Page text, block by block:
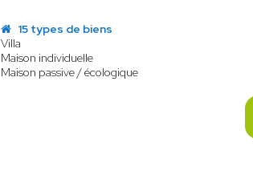
15 types de biens
Villa
Maison individuelle
Maison passive / écologique